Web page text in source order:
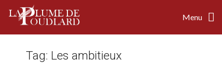
Menu
Tag: Les ambitieux